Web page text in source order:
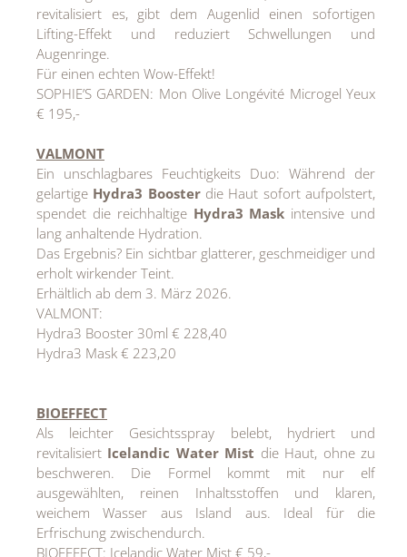
revitalisiert es, gibt dem Augenlid einen sofortigen
Lifting-Effekt und reduziert Schwellungen und
Augenringe.
Für einen echten Wow-Effekt!
SOPHIE’S GARDEN: Mon Olive Longévité Microgel Yeux
€ 195,-
VALMONT
Ein unschlagbares Feuchtigkeits Duo: Während der
gelartige Hydra3 Boosterdie Haut sofort aufpolstert,
spendet die reichhaltige Hydra3 Mask intensive und
lang anhaltende Hydration.
Das Ergebnis? Ein sichtbar glatterer, geschmeidiger und
erholt wirkender Teint.
Erhältlich ab dem 3. März 2026.
VALMONT:
Hydra3 Booster 30ml € 228,40
Hydra3 Mask € 223,20
BIOEFFECT
Als leichter Gesichtsspray belebt, hydriert und
revitalisiert Icelandic Water Mist die Haut, ohne zu
beschweren. Die Formel kommt mit nur elf
ausgewählten, reinen Inhaltsstoffen und klaren,
weichem Wasser aus Island aus. Ideal für die
Erfrischung zwischendurch.
BIOEFFECT: Icelandic Water Mist € 59,-